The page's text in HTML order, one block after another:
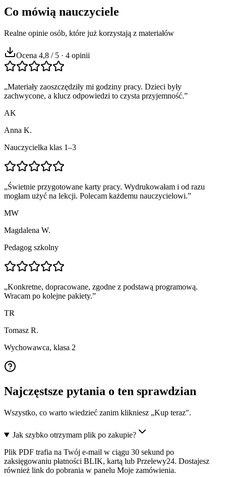
Co mówią nauczyciele
Realne opinie osób, które już korzystają z materiałów
Ocena 4,8 / 5 · 4 opinii
„Materiały zaoszczędziły mi godziny pracy. Dzieci były
zachwycone, a klucz odpowiedzi to czysta przyjemność.”
AK
Anna K.
Nauczycielka klas 1–3
„Świetnie przygotowane karty pracy. Wydrukowałam i od razu
mogłam użyć na lekcji. Polecam każdemu nauczycielowi.”
MW
Magdalena W.
Pedagog szkolny
„Konkretne, dopracowane, zgodne z podstawą programową.
Wracam po kolejne pakiety.”
TR
Tomasz R.
Wychowawca, klasa 2
Najczęstsze pytania o ten sprawdzian
Wszystko, co warto wiedzieć zanim klikniesz „Kup teraz".
Jak szybko otrzymam plik po zakupie?
Plik PDF trafia na Twój e-mail w ciągu 30 sekund po
zaksięgowaniu płatności BLIK, kartą lub Przelewy24. Dostajesz
również link do pobrania w panelu Moje zamówienia.